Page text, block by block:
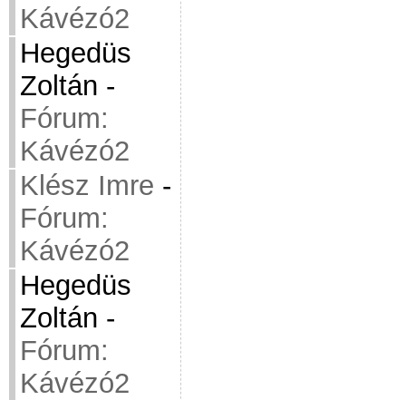
Kávézó2
Hegedüs
Zoltán -
Fórum:
Kávézó2
Klész Imre -
Fórum:
Kávézó2
Hegedüs
Zoltán -
Fórum:
Kávézó2